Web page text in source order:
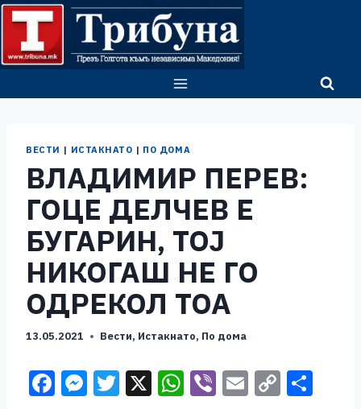
Skip
content
ВЕСТИ | ИСТАКНАТО | ПО ДОМА
ВЛАДИМИР ПЕРЕВ:
ГОЦЕ ДЕЛЧЕВ Е
БУГАРИН, ТОЈ
НИКОГАШ НЕ ГО
ОДРЕКОЛ ТОА
13.05.2021 Вести, Истакнато, По дома
F M T X W Vi E C